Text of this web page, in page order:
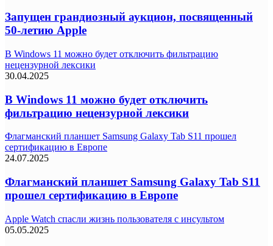
Запущен грандиозный аукцион, посвященный
50-летию Apple
В Windows 11 можно будет отключить фильтрацию
нецензурной лексики
30.04.2025
В Windows 11 можно будет отключить
фильтрацию нецензурной лексики
Флагманский планшет Samsung Galaxy Tab S11 прошел
сертификацию в Европе
24.07.2025
Флагманский планшет Samsung Galaxy Tab S11
прошел сертификацию в Европе
Apple Watch спасли жизнь пользователя с инсультом
05.05.2025